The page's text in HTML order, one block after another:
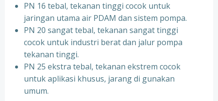
PN 16 tebal, tekanan tinggi cocok untuk
jaringan utama air PDAM dan sistem pompa.
PN 20 sangat tebal, tekanan sangat tinggi
cocok untuk industri berat dan jalur pompa
tekanan tinggi.
PN 25 ekstra tebal, tekanan ekstrem cocok
untuk aplikasi khusus, jarang di gunakan
umum.